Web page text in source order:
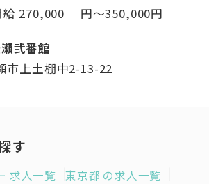
給 270,000 円〜350,000円
弐番館
市上土棚中2-13-22
す
求人一覧
東京都 の求人一覧